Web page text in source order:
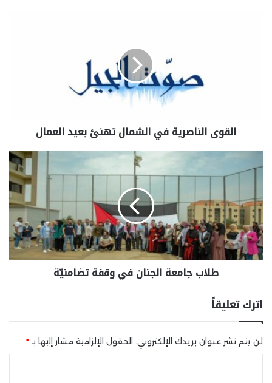
القوى الناصرية في الشمال تهنئ بعيد العمال
طلاب جامعة الجنان في وقفة تضامنيّة
اترك تعليقاً
لن يتم نشر عنوان بريدك الإلكتروني. الحقول الإلزامية مشار إليها بـ *